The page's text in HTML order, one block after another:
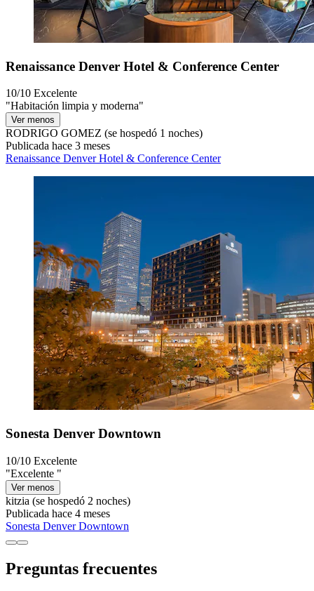
Renaissance Denver Hotel & Conference Center
10/10 Excelente
"Habitación limpia y moderna"
Ver menos
RODRIGO GOMEZ (se hospedó 1 noches)
Publicada hace 3 meses
Renaissance Denver Hotel & Conference Center
Sonesta Denver Downtown
10/10 Excelente
"Excelente "
Ver menos
kitzia (se hospedó 2 noches)
Publicada hace 4 meses
Sonesta Denver Downtown
Preguntas frecuentes